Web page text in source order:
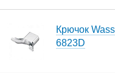
Крючок
6823D